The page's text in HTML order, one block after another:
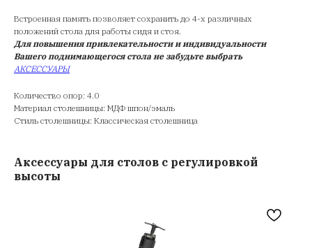
Встроенная память позволяет сохранить до 4-х различных
положений стола для работы сидя и стоя.
Для повышения привлекательности и индивидуальности
Вашего поднимающегося стола не забудьте выбрать
АКСЕССУАРЫ
Количество опор: 4.0
Материал столешницы: МДФ шпон/эмаль
Стиль столешницы: Классическая столешница
Аксессуары для столов с регулировкой
высоты